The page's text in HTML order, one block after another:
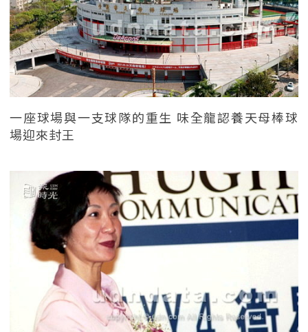
一座球場與一支球隊的重生 味全龍認養天母棒球
場迎來封王